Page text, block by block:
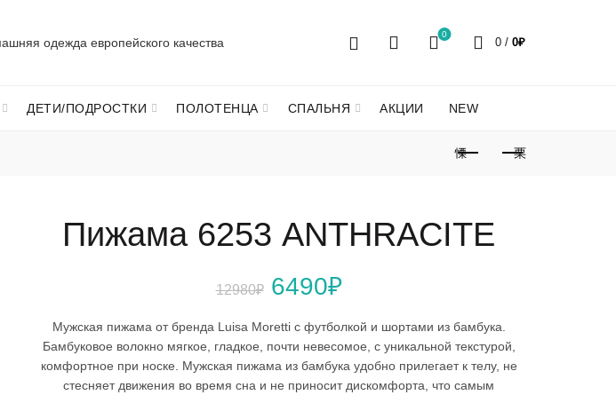
0
0 / 0₽
ДЕТИ/ПОДРОСТКИ ПОЛОТЕНЦА СПАЛЬНЯ АКЦИИ NEW
Пижама 6253 ANTHRACITE
12980₽ Первоначальная
цена
составляла
6490₽Текущая
цена:
6490₽.
Мужская пижама от бренда Luisa Moretti с футболкой и шортами из бамбука.
Бамбуковое волокно мягкое, гладкое, почти невесомое, с уникальной текстурой,
комфортное при носке. Мужская пижама из бамбука удобно прилегает к телу, не
стесняет движения во время сна и не приносит дискомфорта, что самым